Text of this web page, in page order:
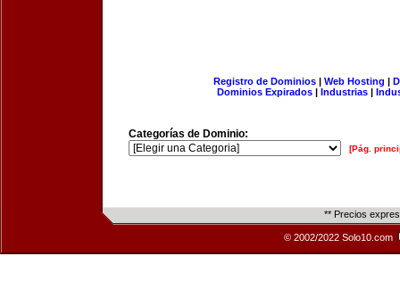
Registro de Dominios| Web Hosting |
Dominios Expirados | Industrias |
Categorías de Dominio:
[Pág.
** Precios
© 2002/2022 Solo10.com